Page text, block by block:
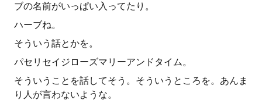
ブの名前がいっぱい入ってたり。
ハーブね。
そういう話とかを。
パセリセイジローズマリーアンドタイム。
そういうことを話してそう。そういうところを。あんま
り人が言わないような。